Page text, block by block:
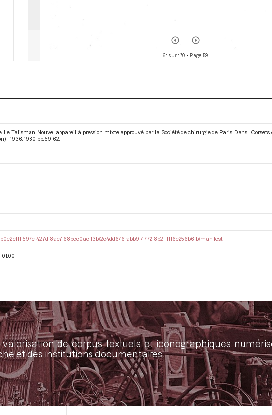
61 sur 170 • Page 59
Le Talisman. Nouvel appareil à pression mixte approuvé par la Société de chirurgie de Paris. Dans :
- 1936 . 1930. pp. 59-62.
b0e2cf11-597c-427d-8ac7-68bcc0acf13b/2c4dd646-abb9-4772-8b2f-1116c256b6fb/manifest
de corpus textuels et iconographiques
et des institutions documentaires.